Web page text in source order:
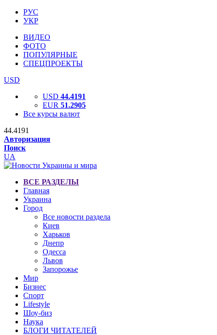
РУС
УКР
ВИДЕО
ФОТО
ПОПУЛЯРНЫЕ
СПЕЦПРОЕКТЫ
USD
USD 44.4191
EUR 51.2905
Все курсы валют
44.4191
Авторизация
Поиск
UA
ВСЕ РАЗДЕЛЫ
Главная
Украина
Город
Все новости раздела
Киев
Харьков
Днепр
Одесса
Львов
Запорожье
Мир
Бизнес
Спорт
Lifestyle
Шоу-биз
Наука
БЛОГИ ЧИТАТЕЛЕЙ